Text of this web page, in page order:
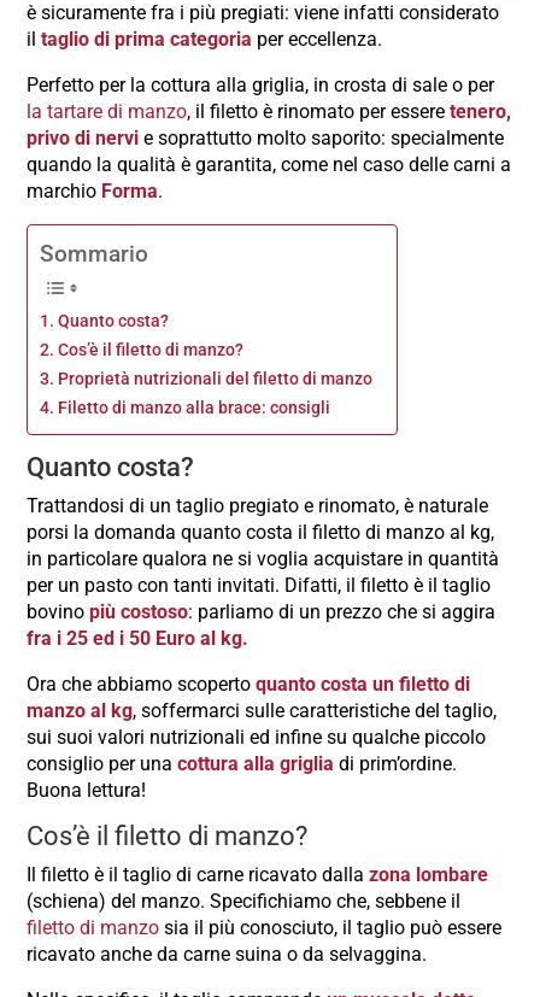
è sicuramente fra i più pregiati: viene infatti considerato
iltaglio di prima categoria per eccellenza.
Perfetto per la cottura alla griglia, in crosta di sale o per
la tartare di manzo, il filetto è rinomato per esseretenero,
privo di nervi e soprattutto molto saporito: specialmente
quando la qualità è garantita, come nel caso delle carni a
marchio Forma.
Sommario
Quanto costa?
Cos’è il filetto di manzo?
Proprietà nutrizionali del filetto di manzo
Filetto di manzo alla brace: consigli
Quanto costa?
Trattandosi di un taglio pregiato e rinomato, è naturale
porsi la domanda quanto costa il filetto di manzo al kg,
in particolare qualora ne si voglia acquistare in quantità
per un pasto con tanti invitati. Difatti, il filetto è il taglio
bovinopiù costoso: parliamo di un prezzo che si aggira
fra i 25 ed i 50 Euro al kg.
Ora che abbiamo scopertoquanto costa un filetto di
manzo al kg, soffermarci sulle caratteristiche del taglio,
sui suoi valori nutrizionali ed infine su qualche piccolo
consiglio per unacottura alla griglia di prim’ordine.
Buona lettura!
Cos’è il filetto di manzo?
Il filetto è il taglio di carne ricavato dalla zona lombare
(schiena) del manzo. Specifichiamo che, sebbene il
filetto di manzo sia il più conosciuto, il taglio può essere
ricavato anche da carne suina o da selvaggina.